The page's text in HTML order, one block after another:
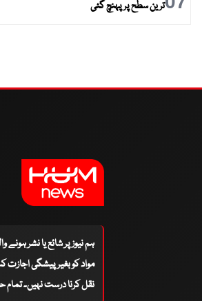
ترین سطح پر پہنچ گئی
ہم نیوز پر شائع یا نشر ہونے
مواد کو بغیر پیشگی
نقل کرنا درست نہیں۔ تمام